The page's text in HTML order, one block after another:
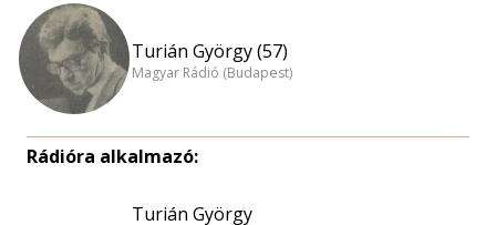
Turián György (57)
Magyar Rádió (Budapest)
Rádióra alkalmazó:
Turián György